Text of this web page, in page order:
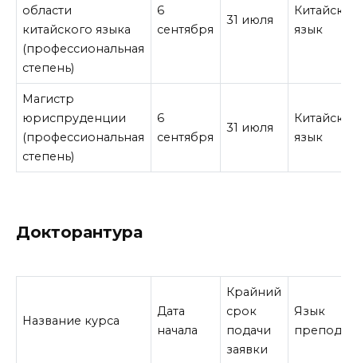
области
китайского языка
(профессиональная
степень)
6
сентября
31 июля
язык
Магистр
юриспруденции
(профессиональная
степень)
6
сентября
31 июля
язык
Докторантура
Название курса
Дата
начала
Крайний
срок
подачи
заявки
Язык